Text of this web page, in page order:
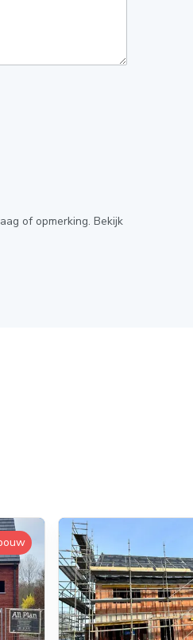
of opmerking. Bekijk